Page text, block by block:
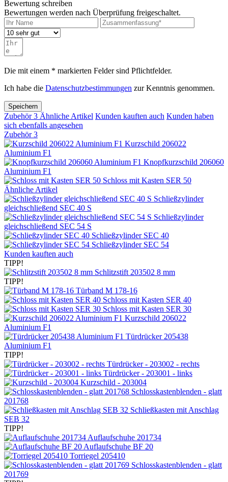
Bewertung schreiben
Bewertungen werden nach Überprüfung freigeschaltet.
Die mit einem * markierten Felder sind Pflichtfelder.
Ich habe die Datenschutzbestimmungen zur Kenntnis genommen.
Speichern
Zubehör3 Ähnliche Artikel Kunden kauften auch Kunden haben
sich ebenfalls angesehen
Zubehör3
Kurzschild 206022
Aluminium F1
Knopfkurzschild 206060
Aluminium F1
Schloss mit Kasten SER 50
Ähnliche Artikel
Schließzylinder
gleichschließend SEC 40 S
Schließzylinder
gleichschließend SEC 54 S
Schließzylinder SEC 40
Schließzylinder SEC 54
Kunden kauften auch
TIPP!
Schlitzstift 203502 8 mm
TIPP!
Türband M 178-16
Schloss mit Kasten SER 40
Schloss mit Kasten SER 30
Kurzschild 206022
Aluminium F1
Türdrücker 205438
Aluminium F1
TIPP!
Türdrücker - 203002 - rechts
Türdrücker - 203001 - links
Kurzschild - 203004
Schlosskastenblenden - glatt
201768
Schließkasten mit Anschlag
SEB 32
TIPP!
Auflaufschuhe 201734
Auflaufschuhe BF 20
Torriegel 205410
Schlosskastenblenden - glatt
201769